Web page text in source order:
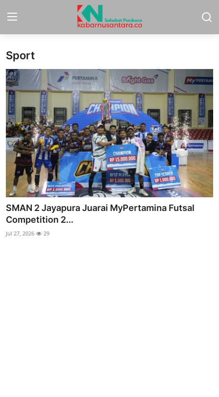
Home
Sport
Nasional
More
Daerah
Politik
Hukum
Opini
Parlementaria
Sport
SMAN 2 Jayapura Juarai MyPertamina Futsal
Competition 2...
Jul 27, 2026 29